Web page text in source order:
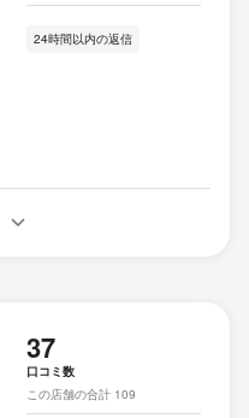
24時間以内の返信
37
口コミ数
この店舗の合計 109